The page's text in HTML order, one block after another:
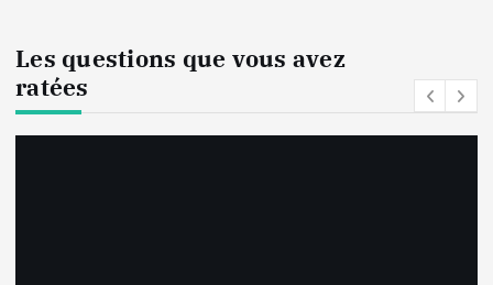
Les questions que vous avez
ratées